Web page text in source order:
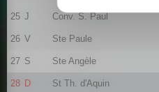
25 J Conv. S. Paul
26 V Ste Paule
27 S Ste Angèle
28 D St Th. d'Aquin